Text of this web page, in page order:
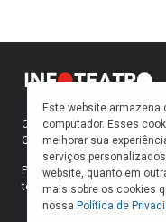
Como faço para ir ao
Quais peças estão em
Para responder a essas e
teatrais do INFOTEATRO.
Este website armazena
computador. Esses
melhorar sua
serviços
website, quanto em
mais sobre os cookies
nossa Política de